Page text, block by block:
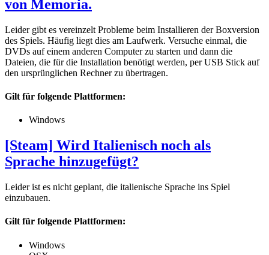
von Memoria.
Leider gibt es vereinzelt Probleme beim Installieren der Boxversion
des Spiels. Häufig liegt dies am Laufwerk. Versuche einmal, die
DVDs auf einem anderen Computer zu starten und dann die
Dateien, die für die Installation benötigt werden, per USB Stick auf
den ursprünglichen Rechner zu übertragen.
Gilt für folgende Plattformen:
Windows
[Steam] Wird Italienisch noch als
Sprache hinzugefügt?
Leider ist es nicht geplant, die italienische Sprache ins Spiel
einzubauen.
Gilt für folgende Plattformen:
Windows